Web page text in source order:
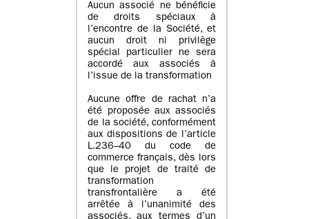
Aucun associé ne bénéficie
de droits spéciaux à
l’encontre de la Société, et
aucun droit ni privilège
spécial particulier ne sera
accordé aux associés à
l’issue de la transformation
Aucune offre de rachat n’a
été proposée aux associés
de la société, conformément
aux dispositions de l’article
L.236–40 du code de
commerce français, dès lors
que le projet de traité de
transformation
transfrontalière a été
arrêtée à l’unanimité des